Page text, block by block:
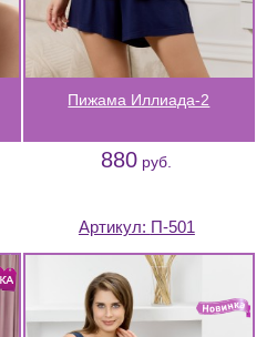
Пижама Иллиада-2
880 руб.
Артикул: П-501